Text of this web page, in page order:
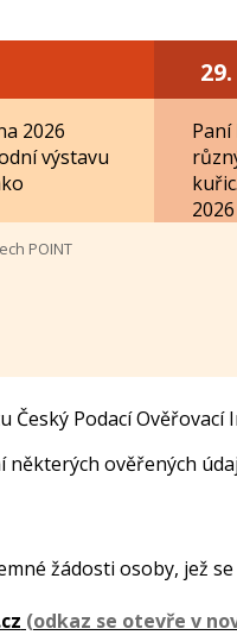
2026
výstavu
POINT
Český Podací
ověřených
žádosti osoby, jež